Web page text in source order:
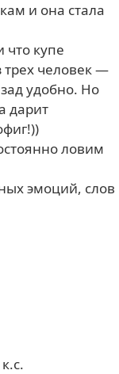
и она стала
что купе
человек —
удобно. Но
дарит
ловим
эмоций, слов